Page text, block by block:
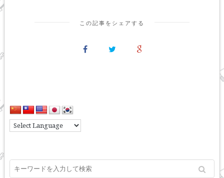
この記事をシェアする